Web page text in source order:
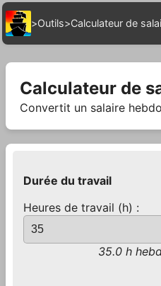
>Outils>Calculateur de
Calculateur de
Convertit un salaire
Durée du travail
Heures de travail (h) :
35.0 h